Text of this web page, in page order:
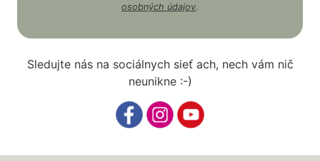
osobných údajov.
Sledujte nás na sociálnych sieť ach, nech vám nič
neunikne :-)